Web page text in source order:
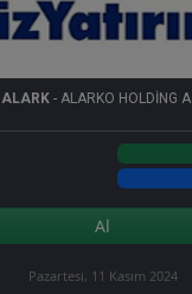
ALARK- ALARKO HOLDİNG
Al
Pazartesi, 11 Kasım 2024